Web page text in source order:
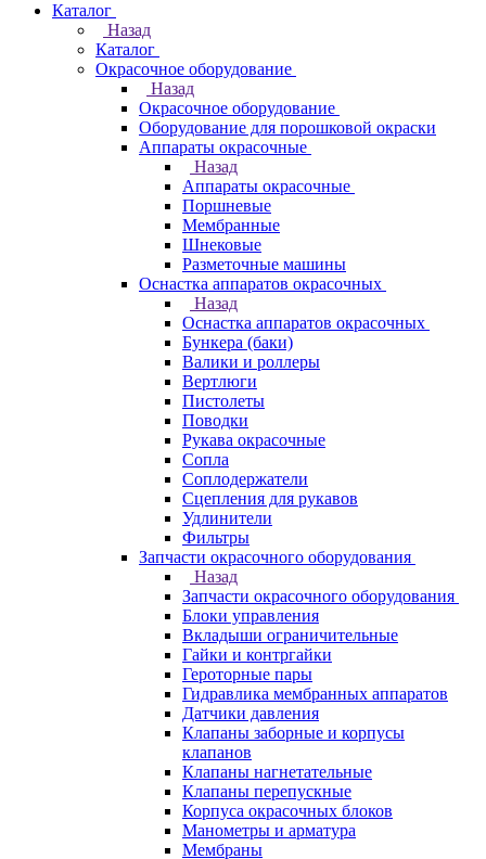
Каталог
Назад
Каталог
Окрасочное оборудование
Назад
Окрасочное оборудование
Оборудование для порошковой окраски
Аппараты окрасочные
Назад
Аппараты окрасочные
Поршневые
Мембранные
Шнековые
Разметочные машины
Оснастка аппаратов окрасочных
Назад
Оснастка аппаратов окрасочных
Бункера (баки)
Валики и роллеры
Вертлюги
Пистолеты
Поводки
Рукава окрасочные
Сопла
Соплодержатели
Сцепления для рукавов
Удлинители
Фильтры
Запчасти окрасочного оборудования
Назад
Запчасти окрасочного оборудования
Блоки управления
Вкладыши ограничительные
Гайки и контргайки
Героторные пары
Гидравлика мембранных аппаратов
Датчики давления
Клапаны заборные и корпусы
клапанов
Клапаны нагнетательные
Клапаны перепускные
Корпуса окрасочных блоков
Манометры и арматура
Мембраны